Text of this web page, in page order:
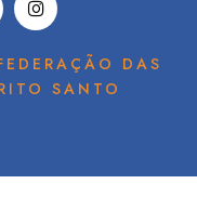
DAS
SANTO